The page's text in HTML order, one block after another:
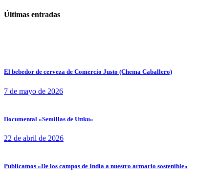
Últimas entradas
El bebedor de cerveza de Comercio Justo (Chema Caballero)
7 de mayo de 2026
Documental «Semillas de Uttku»
22 de abril de 2026
Publicamos «De los campos de India a nuestro armario sostenible»